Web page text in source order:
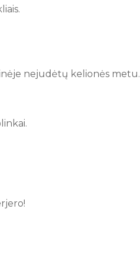
nejudėtų kelionės metu.